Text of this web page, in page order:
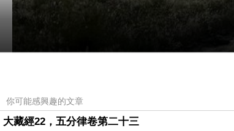
你可能感興趣的文章
大藏經22，五分律卷第二十三